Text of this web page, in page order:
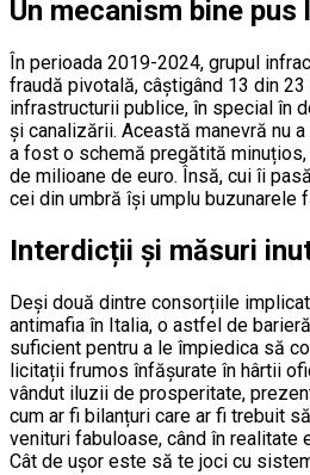
Un mecanism bine pus
În perioada 2019-2024, grupul
fraudă pivotală, câștigând 13 din
infrastructurii publice, în special în
și canalizării. Această manevră nu
a fost o schemă pregătită
de milioane de euro. Însă, cui îi
cei din umbră își umplu buzunarele
Interdicții și măsuri
Deși două dintre consorțiile
antimafia în Italia, o astfel de
suficient pentru a le împiedica să
licitații frumos înfășurate în hârtii
vândut iluzii de prosperitate,
cum ar fi bilanțuri care ar fi trebuit
venituri fabuloase, când în realitate
Cât de ușor este să te joci cu